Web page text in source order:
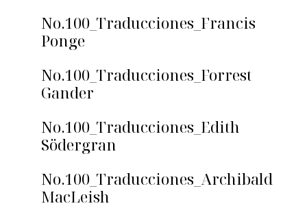
No.100_Traducciones_Francis
Ponge
No.100_Traducciones_Forrest
Gander
No.100_Traducciones_Edith
Södergran
No.100_Traducciones_Archibald
MacLeish